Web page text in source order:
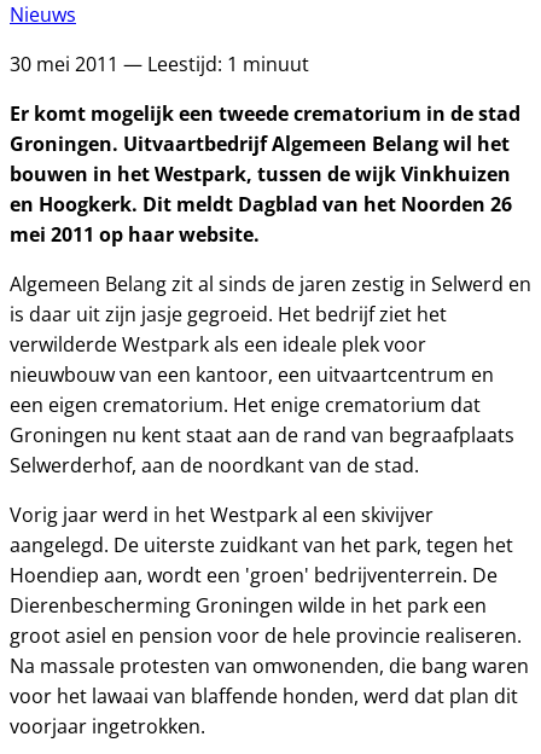
Nieuws
30 mei 2011 — Leestijd: 1 minuut
Er komt mogelijk een tweede crematorium in de stad
Groningen. Uitvaartbedrijf Algemeen Belang wil het
bouwen in het Westpark, tussen de wijk Vinkhuizen
en Hoogkerk. Dit meldt Dagblad van het Noorden 26
mei 2011 op haar website.
Algemeen Belang zit al sinds de jaren zestig in Selwerd en
is daar uit zijn jasje gegroeid. Het bedrijf ziet het
verwilderde Westpark als een ideale plek voor
nieuwbouw van een kantoor, een uitvaartcentrum en
een eigen crematorium. Het enige crematorium dat
Groningen nu kent staat aan de rand van begraafplaats
Selwerderhof, aan de noordkant van de stad.
Vorig jaar werd in het Westpark al een skivijver
aangelegd. De uiterste zuidkant van het park, tegen het
Hoendiep aan, wordt een 'groen' bedrijventerrein. De
Dierenbescherming Groningen wilde in het park een
groot asiel en pension voor de hele provincie realiseren.
Na massale protesten van omwonenden, die bang waren
voor het lawaai van blaffende honden, werd dat plan dit
voorjaar ingetrokken.